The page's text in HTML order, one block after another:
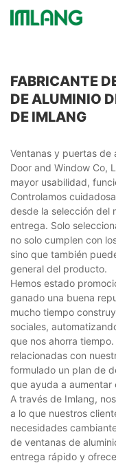
FABRICANTE
DE ALUMINIO
DE IMLANG
Ventanas y puertas de
Door and Window Co,
mayor usabilidad,
Controlamos
desde la selección del
entrega. Solo
no solo cumplen con
sino que también
general del producto.
Hemos estado
ganado una buena
mucho tiempo
sociales,
que nos ahorra
relacionadas con
formulado un plan de
que ayuda a aumentar
A través de Imlang,
a lo que nuestros
necesidades
de ventanas de
entrega rápido y